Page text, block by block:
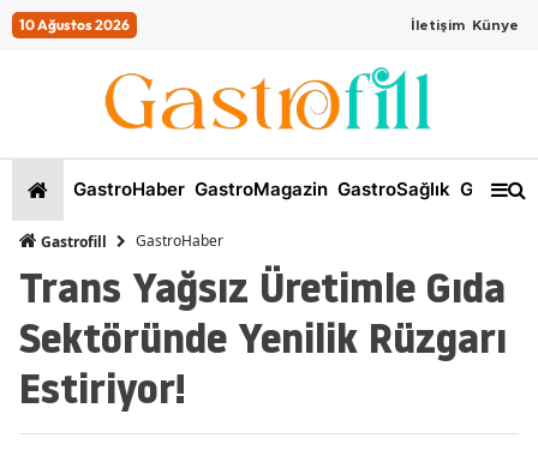
10 Ağustos 2026 İletişim Künye
GastroHaber GastroMagazin GastroSağlık
Gastrofill GastroHaber
Trans Yağsız Üretimle Gıda
Sektöründe Yenilik Rüzgarı
Estiriyor!